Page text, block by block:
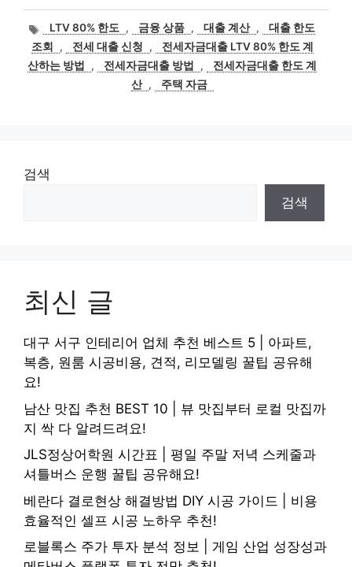
태
그
LTV 80% 한도 , 금융 상품 , 대출 계산 ,
대출 한도
조회
, 전세 대출 신청 ,
전세자금대출 LTV 80% 한도 계
산하는 방법
, 전세자금대출 방법 ,
전세자금대출 한도 계
산 , 주택 자금
검색
검색
최신 글
대구 서구 인테리어 업체 추천 베스트 5 | 아파트,
복층, 원룸 시공비용, 견적, 리모델링 꿀팁 공유해
요!
남산 맛집 추천 BEST 10 | 뷰 맛집부터 로컬 맛집까
지 싹 다 알려드려요!
JLS정상어학원 시간표 | 평일 주말 저녁 스케줄과
셔틀버스 운행 꿀팁 공유해요!
베란다 결로현상 해결방법 DIY 시공 가이드 | 비용
효율적인 셀프 시공 노하우 추천!
로블록스 주가 투자 분석 정보 | 게임 산업 성장성과